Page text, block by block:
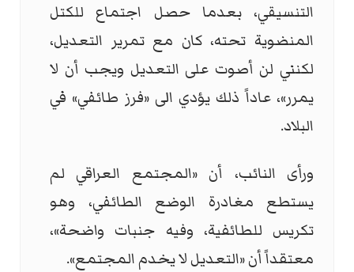
التنسيقي، بعدما حصل اجتماع للكتل
المنضوية تحته، كان مع تمرير التعديل،
لكنني لن أصوت على التعديل ويجب أن لا
يمرر»، عاداً ذلك يؤدي الى «فرز طائفي» في
البلاد.
ورأى النائب، أن «المجتمع العراقي لم
يستطع مغادرة الوضع الطائفي، وهو
تكريس للطائفية، وفيه جنبات واضحة»،
معتقداً أن «التعديل لا يخدم المجتمع».